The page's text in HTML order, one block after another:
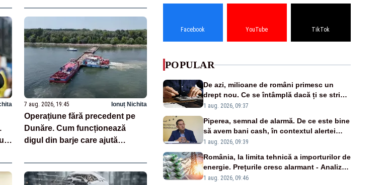
7 aug. 2026, 19:45 Ionuț Nichita
Operațiune fără precedent pe
Dunăre. Cum funcționează
digul din barje care ajută
Facebook YouTube TikTok
POPULAR
De azi, milioane de români primesc un
drept nou. Ce se întâmplă dacă ți se strică
un produs
1 aug. 2026, 09:37
Piperea, semnal de alarmă. De ce este bine
să avem bani cash, în contextul alertei
energetice?
1 aug. 2026, 09:39
România, la limita tehnică a importurilor de
energie. Prețurile cresc alarmant - Analiză
Realitatea Plus
1 aug. 2026, 09:46